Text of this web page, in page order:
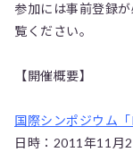
参加には事前登録
覧ください。
【開催概要】
国際シンポジウム
日時：2011年11月